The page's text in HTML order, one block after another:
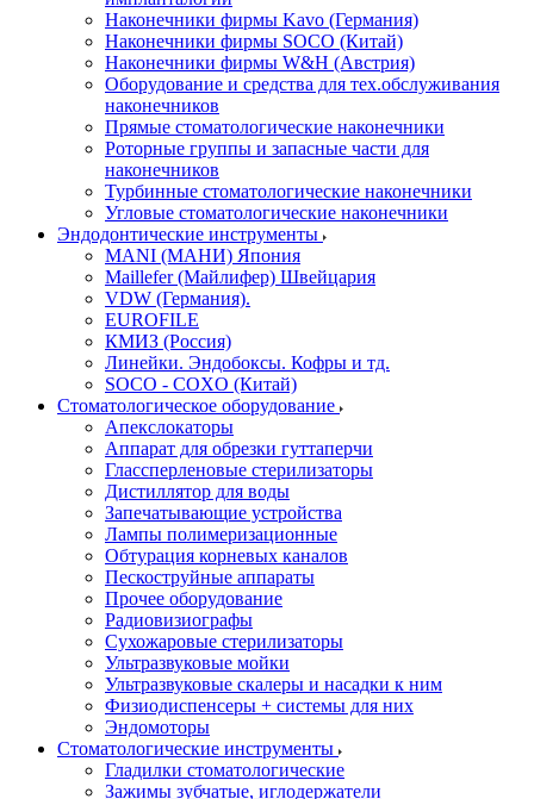
Наконечники фирмы Kavo (Германия)
Наконечники фирмы SOCO (Китай)
Наконечники фирмы W&H (Австрия)
Оборудование и средства для тех.обслуживания
наконечников
Прямые стоматологические наконечники
Роторные группы и запасные части для
наконечников
Турбинные стоматологические наконечники
Угловые стоматологические наконечники
Эндодонтические инструменты
MANI (МАНИ) Япония
Maillefer (Майлифер) Швейцария
VDW (Германия).
EUROFILE
КМИЗ (Россия)
Линейки. Эндобоксы. Кофры и тд.
SOCO - COXO (Китай)
Стоматологическое оборудование
Апекслокаторы
Аппарат для обрезки гуттаперчи
Глассперленовые стерилизаторы
Дистиллятор для воды
Запечатывающие устройства
Лампы полимеризационные
Обтурация корневых каналов
Пескоструйные аппараты
Прочее оборудование
Радиовизиографы
Сухожаровые стерилизаторы
Ультразвуковые мойки
Ультразвуковые скалеры и насадки к ним
Физиодиспенсеры + системы для них
Эндомоторы
Стоматологические инструменты
Гладилки стоматологические
Зажимы зубчатые, иглодержатели